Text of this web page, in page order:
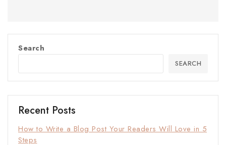
Search
SEARCH
Recent Posts
How to Write a Blog Post Your Readers Will Love in 5
Steps